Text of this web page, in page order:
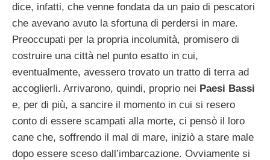
dice, infatti, che venne fondata da un paio di pescatori
che avevano avuto la sfortuna di perdersi in mare.
Preoccupati per la propria incolumità, promisero di
costruire una città nel punto esatto in cui,
eventualmente, avessero trovato un tratto di terra ad
accoglierli. Arrivarono, quindi, proprio nei Paesi Bassi
e, per di più, a sancire il momento in cui si resero
conto di essere scampati alla morte, ci pensò il loro
cane che, soffrendo il mal di mare, iniziò a stare male
dopo essere sceso dall’imbarcazione. Ovviamente si